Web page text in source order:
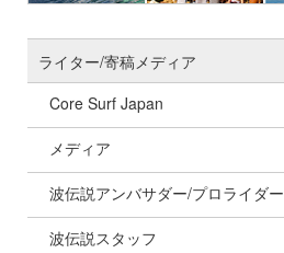
ライター/寄稿メディア
Core Surf Japan
Naoya Kimoto
mitsuteru Kamio
Yasunari Inoue
メディア
SURFMEDIA
Colors MAGAZINE
波伝説アンバサダー/プロライダー
福島寿実子
波伝説スタッフ